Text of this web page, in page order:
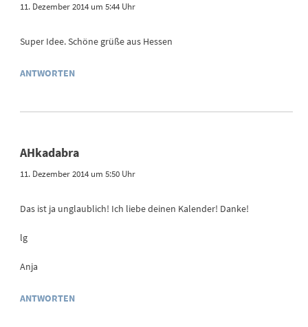
11. Dezember 2014 um 5:44 Uhr
Super Idee. Schöne grüße aus Hessen
ANTWORTEN
AHkadabra
11. Dezember 2014 um 5:50 Uhr
Das ist ja unglaublich! Ich liebe deinen Kalender! Danke!
lg
Anja
ANTWORTEN